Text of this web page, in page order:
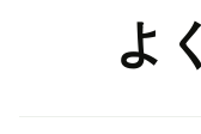
よ